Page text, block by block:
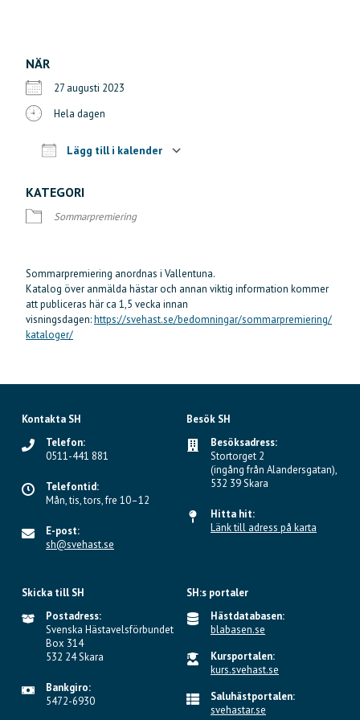
NÄR
27 augusti 2023
Hela dagen
Lägg till i kalender
KATEGORI
Sommarpremiering
Sommarpremiering anordnas i Vallentuna.
Katalog över anmälda hästar och annan viktig information kommer
att publiceras här ca 1,5 vecka innan
visningsdagen:https://svehast.se/bedomningar/sommarpremiering/
kataloger/
Kontakta SH
Telefon:
0511-441 881
Telefontid:
Mån, tis, tors, fre 10–12
E-post:
sh@svehast.se
Besök SH
Besöksadress:
Stortorget 2
(ingång från Alandersgatan),
532 39 Skara
Hitta hit:
Länk till adress på karta
Skicka till SH
Postadress:
Svenska Hästavelsförbundet
Box 314
532 24 Skara
Bankgiro:
5472-6930
SH:s portaler
Hästdatabasen:
blabasen.se
Kursportalen:
kurs.svehast.se
Saluhästportalen:
svehastar.se